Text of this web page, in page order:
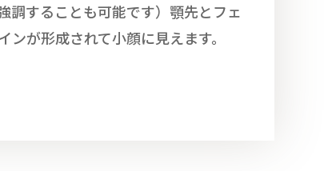
調することも可能です）顎先とフェ
が形成されて小顔に見えます。